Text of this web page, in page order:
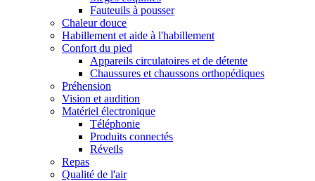
Fauteuils à pousser
Chaleur douce
Habillement et aide à l'habillement
Confort du pied
Appareils circulatoires et de détente
Chaussures et chaussons orthopédiques
Préhension
Vision et audition
Matériel électronique
Téléphonie
Produits connectés
Réveils
Repas
Qualité de l'air